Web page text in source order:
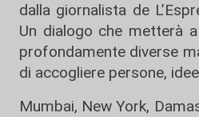
dalla giornalista de
Un dialogo che metterà
profondamente diverse
di accogliere persone,
Mumbai, New York,